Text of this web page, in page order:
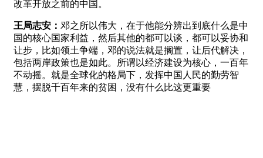
改革开放之前的中国。
王局志安： 邓之所以伟大，在于他能分辨出到底什么是中
国的核心国家利益，然后其他的都可以谈，都可以妥协和
让步，比如领土争端，邓的说法就是搁置，让后代解决，
包括两岸政策也是如此。所谓以经济建设为核心，一百年
不动摇。就是全球化的格局下，发挥中国人民的勤劳智
慧，摆脱千百年来的贫困，没有什么比这更重要